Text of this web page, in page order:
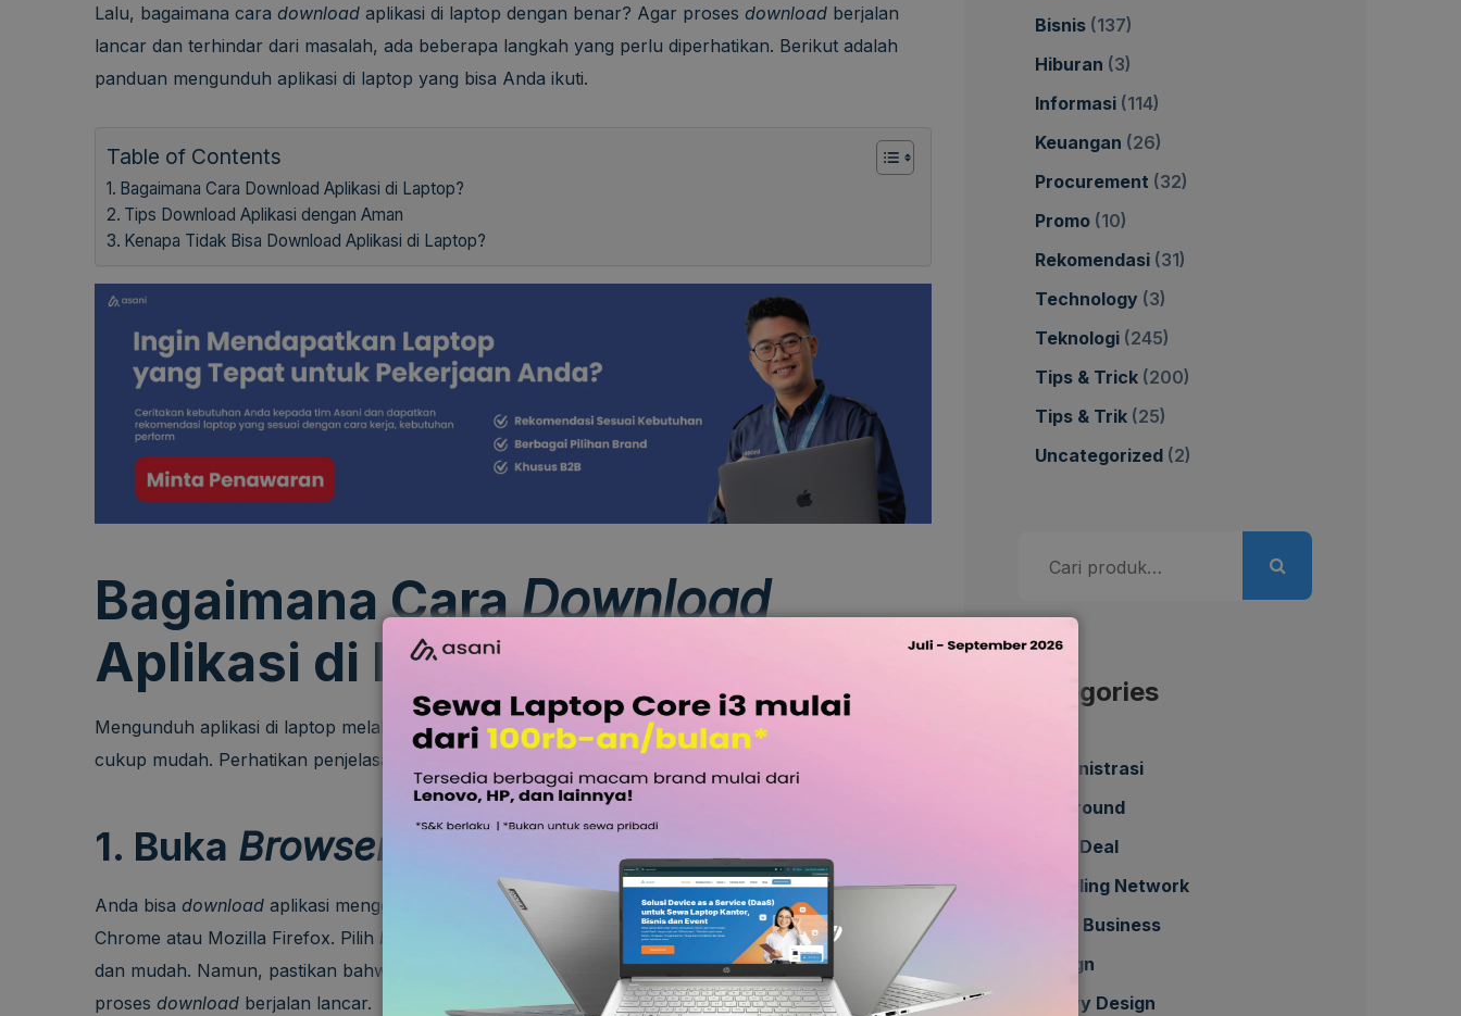
Lalu, bagaimana cara download aplikasi di laptop dengan benar? Agar proses download berjalan
lancar dan terhindar dari masalah, ada beberapa langkah yang perlu diperhatikan. Berikut adalah
panduan mengunduh aplikasi di laptop yang bisa Anda ikuti.
Table of Contents
Bagaimana Cara Download Aplikasi di Laptop?
Tips Download Aplikasi dengan Aman
Kenapa Tidak Bisa Download Aplikasi di Laptop?
Bagaimana CaraDownload
Aplikasi di Laptop?
Mengunduh aplikasi di laptop melalui Google Chrome, Mozilla Firefox, atau browser
cukup mudah. Perhatikan penjelasan selengkapnya di bawah ini.
1. Buka Browser
Anda bisa download aplikasi menggunakan browser yang sudah terpasang di laptop, seperti Google
Chrome atau Mozilla Firefox. Pilih browser
yang biasa Anda gunakan agar prosesnya lebih nyaman
dan mudah. Namun, pastikan bahwa
yang Anda pilih telah menggunakan versi terbaru agar
proses download berjalan lancar.
Bisnis (137)
Hiburan (3)
Informasi (114)
Keuangan (26)
Procurement (32)
Promo (10)
Rekomendasi (31)
Technology (3)
Teknologi (245)
Tips & Trick (200)
Tips & Trik (25)
Uncategorized (2)
untuk:
Categories
Administrasi
All Around
Best Deal
Bundling Network
Daily Business
Design
Heavy Design